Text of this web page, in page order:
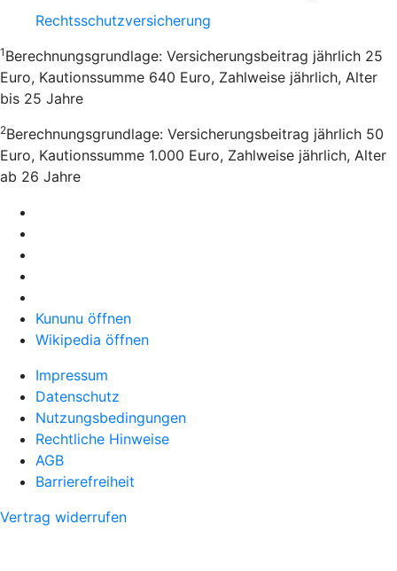
Rechtsschutzversicherung
1 Berechnungsgrundlage: Versicherungsbeitrag jährlich 25
Euro, Kautionssumme 640 Euro, Zahlweise jährlich, Alter
bis 25 Jahre
2Berechnungsgrundlage: Versicherungsbeitrag jährlich 50
Euro, Kautionssumme 1.000 Euro, Zahlweise jährlich, Alter
ab 26 Jahre
Kununu öffnen
Wikipedia öffnen
Impressum
Datenschutz
Nutzungsbedingungen
Rechtliche Hinweise
AGB
Barrierefreiheit
Vertrag widerrufen